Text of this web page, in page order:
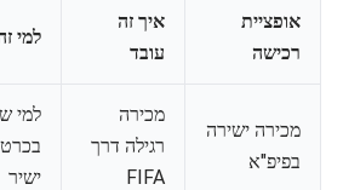
אופציית
רכישה
איך זה
עובד
למי
מכירה ישירה
בפיפ"א
מכירה
רגילה דרך
FIFA
למי
ישיר